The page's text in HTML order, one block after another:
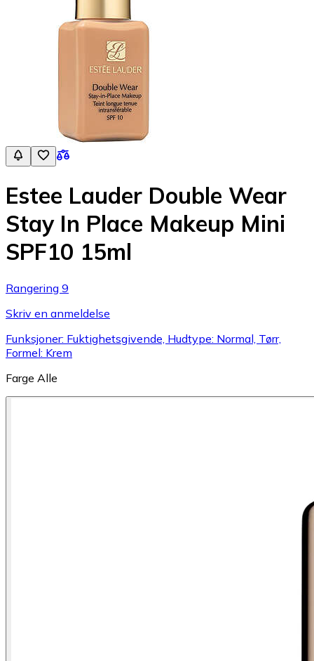
Estee Lauder Double Wear
Stay In Place Makeup Mini
SPF10 15ml
Rangering 9
Skriv en anmeldelse
Funksjoner: Fuktighetsgivende, Hudtype: Normal, Tørr,
Formel: Krem
Farge Alle